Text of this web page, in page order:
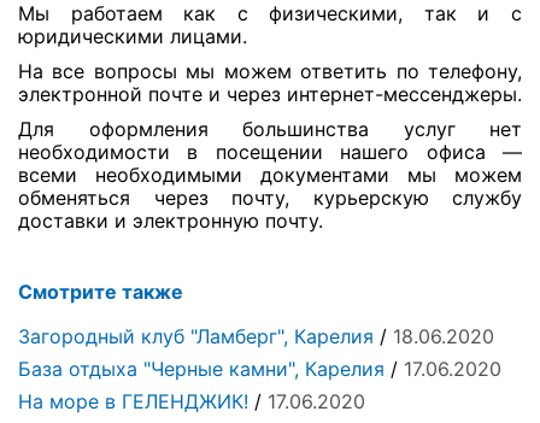
Мы работаем как с физическими, так и с
юридическими лицами.
На все вопросы мы можем ответить по телефону,
электронной почте и через интернет-мессенджеры.
Для оформления большинства услуг нет
необходимости в посещении нашего офиса —
всеми необходимыми документами мы можем
обменяться через почту, курьерскую службу
доставки и электронную почту.
Смотрите также
Загородный клуб "Ламберг", Карелия / 18.06.2020
База отдыха "Черные камни", Карелия / 17.06.2020
На море в ГЕЛЕНДЖИК! / 17.06.2020